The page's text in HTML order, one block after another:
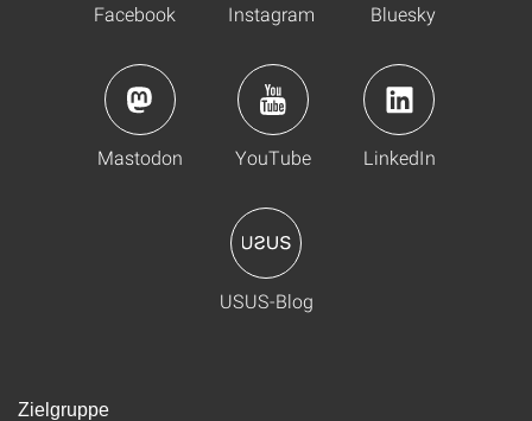
Facebook Instagram Bluesky
Mastodon YouTube LinkedIn
USUS-Blog
Zielgruppe